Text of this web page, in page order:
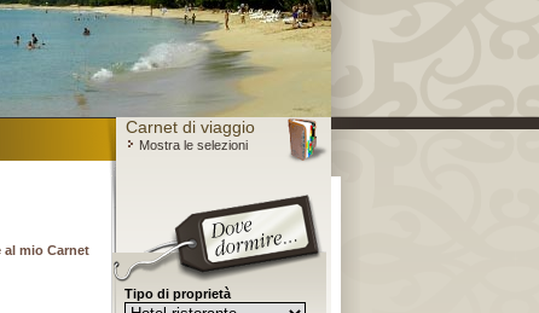
Carnet di viaggio
Mostra le selezioni
al mio Carnet
Tipo di proprietà